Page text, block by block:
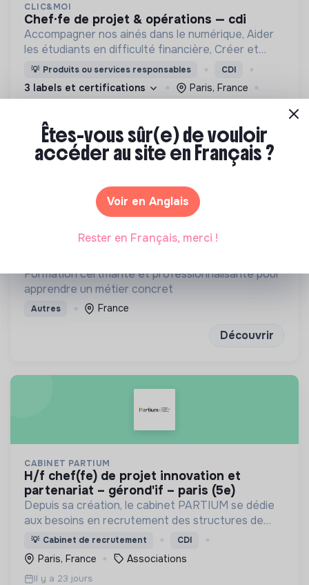
CLIC&MOI
chef·fe de projet & opérations — cdi
Accompagner nos ainés dans le numérique, Aider
les étudiants en difficulté financière, Créer et
maintenir un lien social intergénérationnel qui
favorise le bien vieillir.
💡 Produits ou services responsables CDI
3 labels et certifications
Paris, France
Il y a 19 jours
Formation certifiante et professionnalisante pour
apprendre un métier concret
Autres France
Découvrir
CABINET PARTIUM
h/f chef(fe) de projet innovation et
partenariat – gérond'if – paris (5e)
Depuis sa création, le cabinet PARTIUM se dédie
aux besoins en recrutement des structures de
l'ESS, selon une démarche centrée à la fois sur
l'humain, les compétences, et une éthique
irréprochable.
💡 Cabinet de recrutement CDI
Paris, France Associations
Il y a 23 jours
Êtes-vous sûr(e) de vouloir
accéder au site en Français ?
Voir en Anglais
Rester en Français, merci !